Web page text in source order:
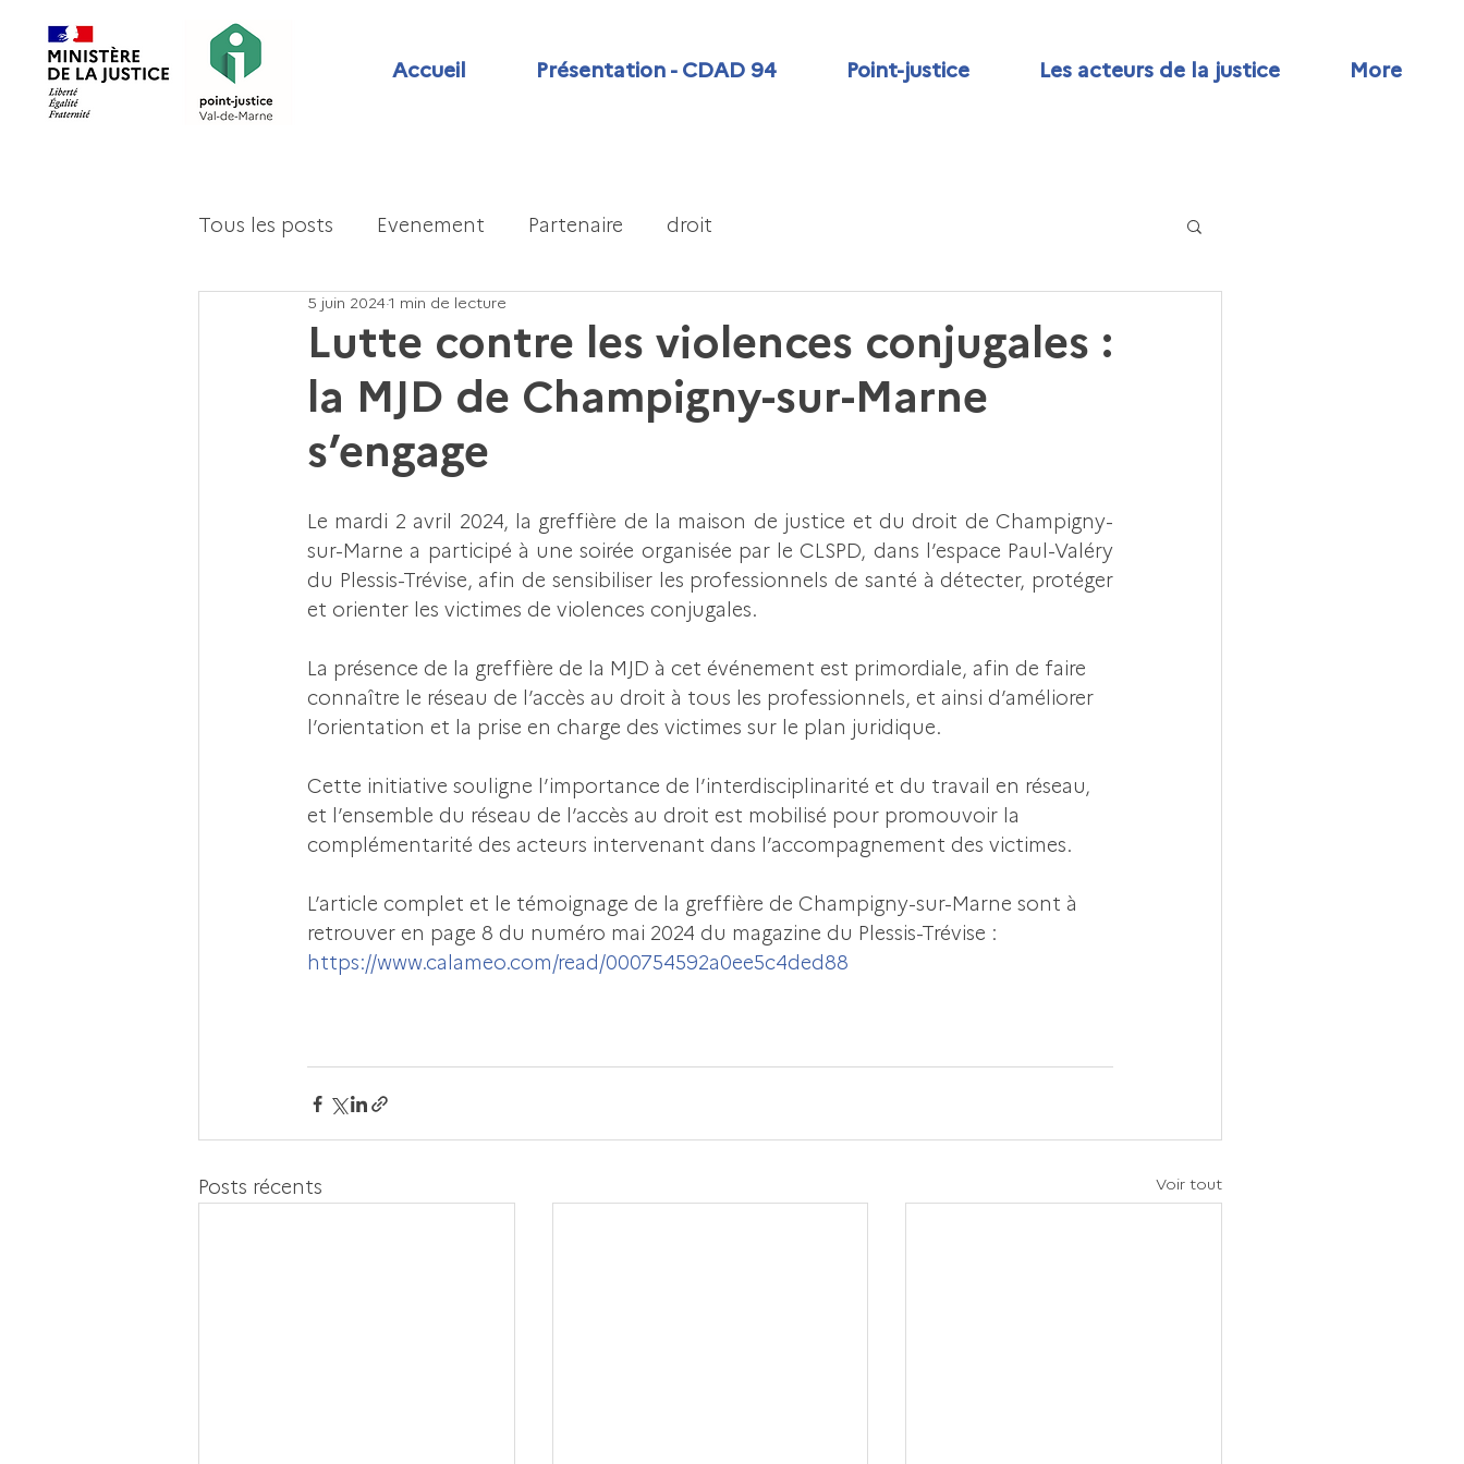
Accueil Présentation - CDAD 94 Point-justice Les acteurs de la justice More
Tous les posts Evenement Partenaire droit
Lutte contre les violences conjugales :
la MJD de Champigny-sur-Marne
s’engage
5 juin 2024 1 min de lecture
Le mardi 2 avril 2024, la greffière de la maison de justice et du droit de Champigny-
sur-Marne a participé à une soirée organisée par le CLSPD, dans l’espace Paul-Valéry
du Plessis-Trévise, afin de sensibiliser les professionnels de santé à détecter, protéger
et orienter les victimes de violences conjugales.
La présence de la greffière de la MJD à cet événement est primordiale, afin de faire
connaître le réseau de l’accès au droit à tous les professionnels, et ainsi d’améliorer
l’orientation et la prise en charge des victimes sur le plan juridique.
Cette initiative souligne l’importance de l’interdisciplinarité et du travail en réseau,
et l’ensemble du réseau de l’accès au droit est mobilisé pour promouvoir la
complémentarité des acteurs intervenant dans l’accompagnement des victimes.
L’article complet et le témoignage de la greffière de Champigny-sur-Marne sont à
retrouver en page 8 du numéro mai 2024 du magazine du Plessis-Trévise :
https://www.calameo.com/read/000754592a0ee5c4ded88
Posts récents Voir tout